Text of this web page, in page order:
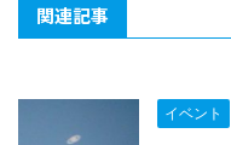
関連記事
イベント